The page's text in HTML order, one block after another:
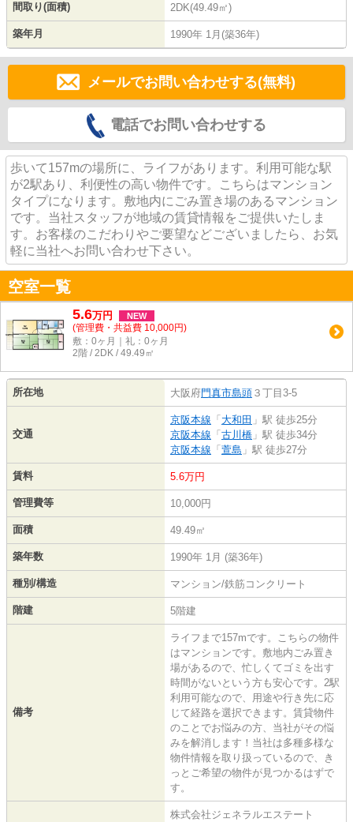
間取り(面積) 2DK(49.49㎡)
築年月 1990年 1月(築36年)
メールでお問い合わせする(無料)
電話でお問い合わせする
歩いて157mの場所に、ライフがあります。利用可能な駅
が2駅あり、利便性の高い物件です。こちらはマンション
タイプになります。敷地内にごみ置き場のあるマンション
です。当社スタッフが地域の賃貸情報をご提供いたしま
す。お客様のこだわりやご要望などございましたら、お気
軽に当社へお問い合わせ下さい。
空室一覧
5.6万円 NEW
(管理費・共益費 10,000円)
敷：0ヶ月｜礼：0ヶ月
2階 / 2DK / 49.49㎡
所在地 大阪府門真市島頭 ３丁目3-5
交通
京阪本線 「 大和田 」駅 徒歩25分
京阪本線 「 古川橋 」駅 徒歩34分
京阪本線 「 萱島 」駅 徒歩27分
賃料 5.6万円
管理費等 10,000円
面積 49.49㎡
築年数 1990年 1月 (築36年)
種別/構造 マンション/鉄筋コンクリート
階建 5階建
備考
ライフまで157mです。こちらの物件
はマンションです。敷地内ごみ置き
場があるので、忙しくてゴミを出す
時間がないという方も安心です。2駅
利用可能なので、用途や行き先に応
じて経路を選択できます。賃貸物件
のことでお悩みの方、当社がその悩
みを解消します！当社は多種多様な
物件情報を取り扱っているので、き
っとご希望の物件が見つかるはずで
す。
株式会社ジェネラルエステート